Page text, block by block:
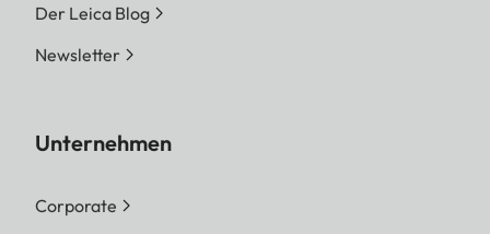
Der Leica Blog
Newsletter
Unternehmen
Corporate